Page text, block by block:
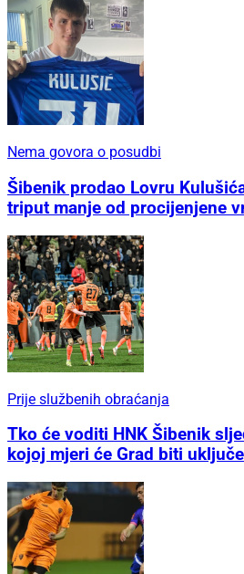
Nema govora o posudbi
Šibenik prodao Lovru
triput manje od procijenjene
Prije službenih obraćanja
Tko će voditi HNK Šibenik
kojoj mjeri će Grad biti